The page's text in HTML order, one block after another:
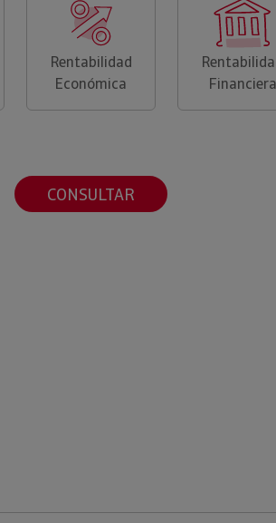
Rentabilidad
Económica
Financiera
CONSULTAR